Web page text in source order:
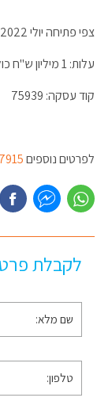
צפי פתיחה יולי 2022.
עלות: 1 מיליון ש"ח כולל דמי זיכיון.
קוד עסקה: 75939
לפרטים נוספים
לקבלת
שם
מלא *
טלפון *